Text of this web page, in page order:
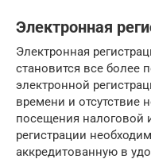
Электронная
Электронная
становится все более
электронной
времени и отсутствие
посещения налоговой
регистрации
аккредитованную в